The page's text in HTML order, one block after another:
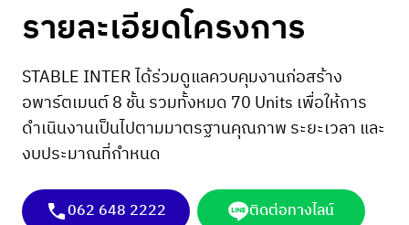
รายละเอียดโครงการ
STABLE INTER ได้ร่วมดูแลควบคุมงานก่อสร้าง
อพาร์ตเมนต์ 8 ชั้น รวมทั้งหมด 70 Units เพื่อให้การ
ดำเนินงานเป็นไปตามมาตรฐานคุณภาพ ระยะเวลา และ
งบประมาณที่กำหนด
062 648 2222 ติดต่อทางไลน์